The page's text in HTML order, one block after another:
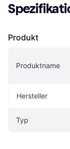
Produkt
Produktname
Hersteller
Typ